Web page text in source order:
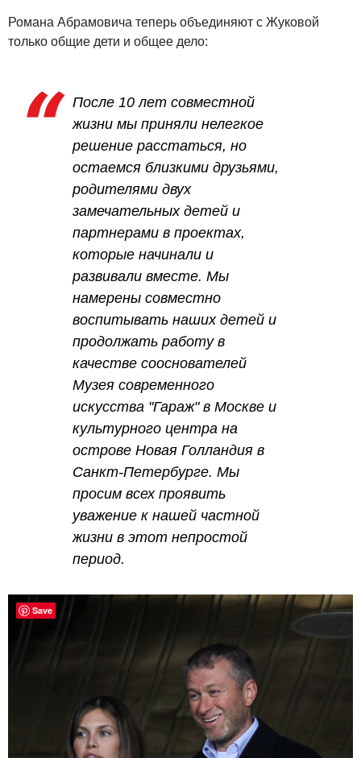
Романа Абрамовича теперь объединяют с Жуковой
только общие дети и общее дело:
После 10 лет совместной
жизни мы приняли нелегкое
решение расстаться, но
остаемся близкими друзьями,
родителями двух
замечательных детей и
партнерами в проектах,
которые начинали и
развивали вместе. Мы
намерены совместно
воспитывать наших детей и
продолжать работу в
качестве сооснователей
Музея современного
искусства "Гараж" в Москве и
культурного центра на
острове Новая Голландия в
Санкт-Петербурге. Мы
просим всех проявить
уважение к нашей частной
жизни в этот непростой
период.
Save